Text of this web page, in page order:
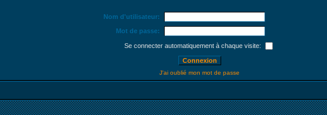
Nom d'utilisateur:
Mot de passe:
Se connecter automatiquement à chaque visite:
J'ai oublié mon mot de passe